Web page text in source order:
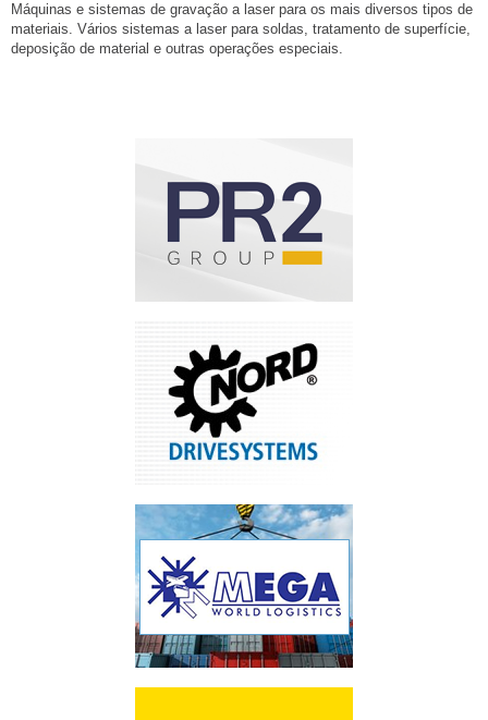
Máquinas e sistemas de gravação a laser para os mais diversos tipos de
materiais. Vários sistemas a laser para soldas, tratamento de superfície,
deposição de material e outras operações especiais.